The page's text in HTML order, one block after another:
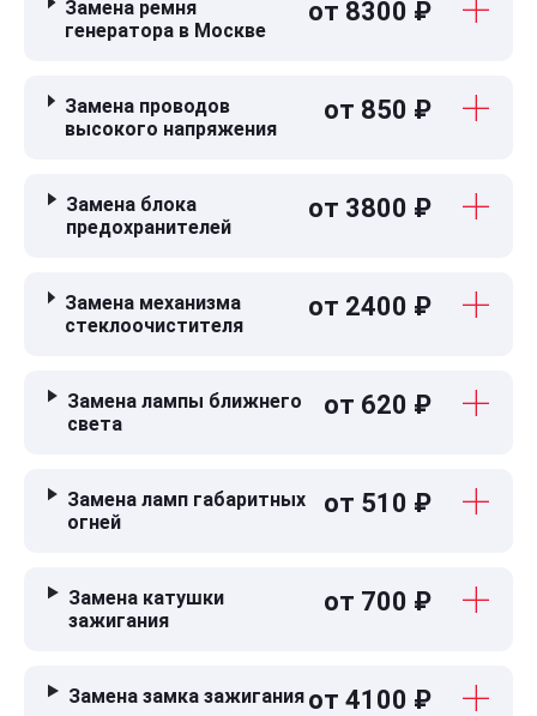
Замена ремня
генератора в Москве
от 8300 ₽
Замена проводов
высокого напряжения
от 850 ₽
Замена блока
предохранителей
от 3800 ₽
Замена механизма
стеклоочистителя
от 2400 ₽
Замена лампы ближнего
света
от 620 ₽
Замена ламп габаритных
огней
от 510 ₽
Замена катушки
зажигания
от 700 ₽
Замена замка зажигания от 4100 ₽